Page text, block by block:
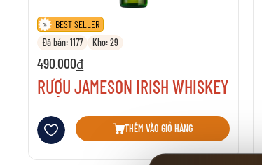
BEST SELLER
Đã bán: 1177
Kho: 29
490.000₫
RƯỢU JAMESON IRISH WHISKEY
Thêm vào danh sách yêu thích
THÊM VÀO GIỎ HÀNG